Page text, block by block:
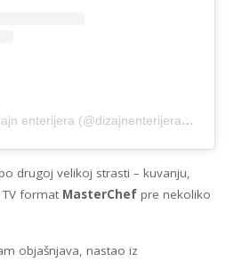
A post shared by Dizajn enterijera (@dizajnenterijera_rs)
drugoj velikoj strasti – kuvanju,
format MasterChef pre nekoliko
objašnjava, nastao iz